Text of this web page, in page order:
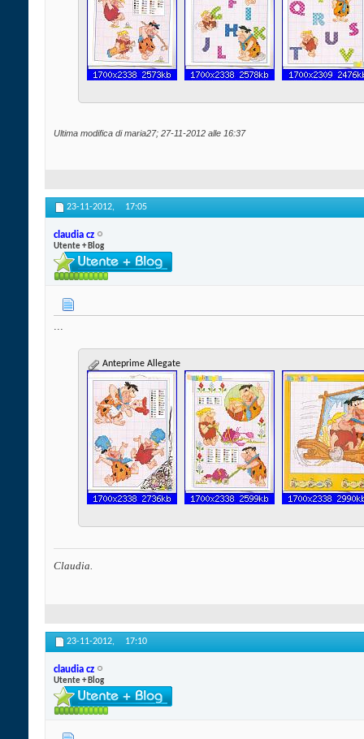
Ultima modifica di maria27; 27-11-2012 alle 16:37
23-11-2012, 17:05
claudia cz
Utente + Blog
...
Anteprime Allegate
Claudia.
23-11-2012, 17:10
claudia cz
Utente + Blog